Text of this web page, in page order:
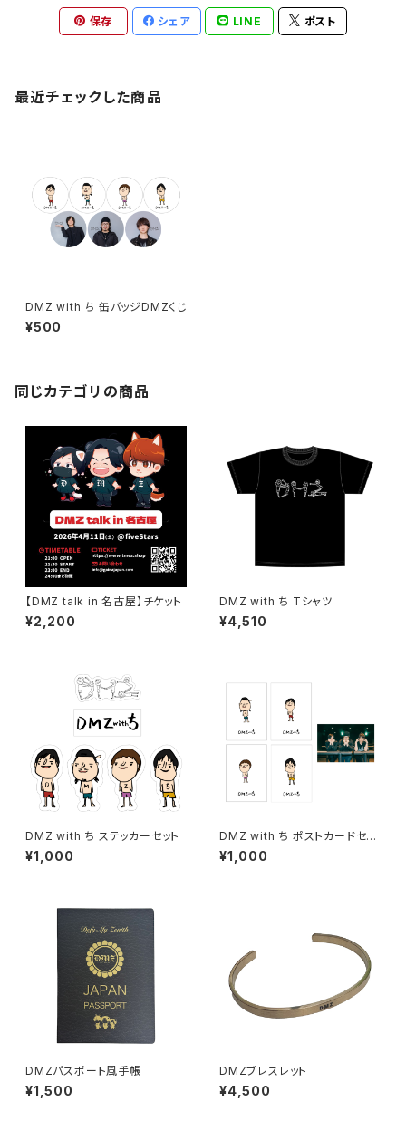
保存 シェア LINE ポスト
最近チェックした商品
DMZ with ち 缶バッジDMZくじ
¥500
同じカテゴリの商品
【DMZ talk in 名古屋】チケット
¥2,200
DMZ with ち Tシャツ
¥4,510
DMZ with ち ステッカーセット
¥1,000
DMZ with ち ポストカードセッ
ト
¥1,000
DMZパスポート風手帳
¥1,500
DMZブレスレット
¥4,500